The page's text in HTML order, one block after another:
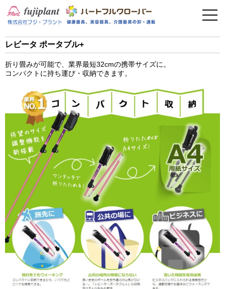
介護用品
フィットネス
お問い合わせ
レビータ ポータブル+
折り畳みが可能で、業界最短32cmの携帯サイズに。
コンパクトに持ち運び・収納できます。